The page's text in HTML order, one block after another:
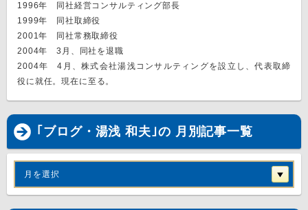
1996年 同社経営コンサルティング部長
1999年 同社取締役
2001年 同社常務取締役
2004年 3月、同社を退職
2004年 4月、株式会社湯浅コンサルティングを設立し、代表取締
役に就任。現在に至る。
｢ブログ・湯浅 和夫｣の 月別記事一覧
月を選択